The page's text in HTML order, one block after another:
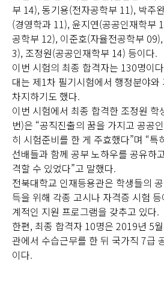
부 14), 동기용(전자공학부 11), 박주
(경영학과 11), 윤지연(공공인재학부
공학부 12), 이준호(자율전공학부
3), 조정원(공공인재학부 14) 등이다.
이번 시험의 최종 합격자는 130명이
대는 제1차 필기시험에서 행정분야와
차지하기도 했다.
이번 시험에서 최종 합격한 조정원 학
번)은 “공직진출의 꿈을 가지고 공공
히 시험준비를 한 게 주효했다”며 “특
선배들과 함께 공부 노하우를 공유하
격할 수 있었다”고 말했다.
전북대학교 인재등용관은 학생들의
득을 위해 각종 고시나 자격증 시험
계적인 지원 프로그램을 갖추고 있다.
한편, 최종 합격자 10명은 2019년 5
관에서 수습근무를 한 뒤 국가직 7급
이다.